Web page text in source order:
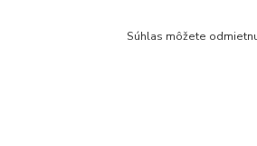
© 2024 Všetky práva vyhradené
Súhlas môžete